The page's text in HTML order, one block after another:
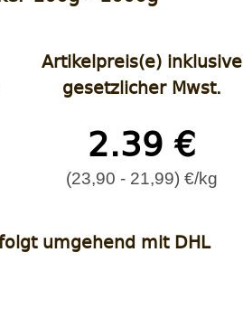
Artikelpreis(e) inklusive
gesetzlicher Mwst.
2.39 €
(23,90 - 21,99) €/kg
umgehend mit DHL